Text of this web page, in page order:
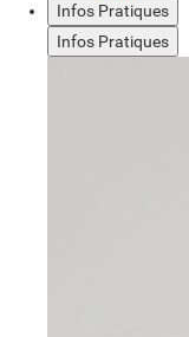
Infos Pratiques
Infos Pratiques